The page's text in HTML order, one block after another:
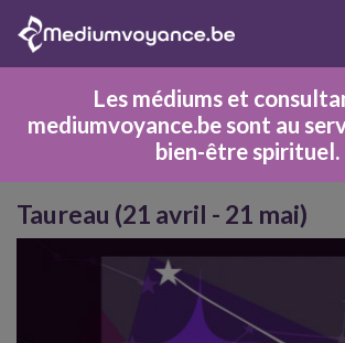
Les médiums et
mediumvoyance.be sont au
bien-être spirituel.
Taureau (21 avril - 21 mai)